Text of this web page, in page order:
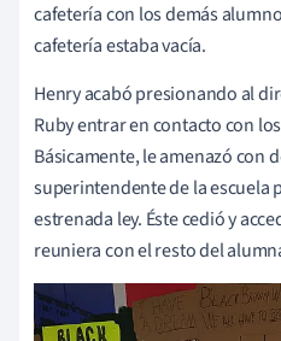
cafetería con los demás
cafetería estaba vacía.
Henry acabó presionando al
Ruby entrar en contacto con
Básicamente, le amenazó con
superintendente de la escuela
estrenada ley. Éste cedió y
reuniera con el resto del